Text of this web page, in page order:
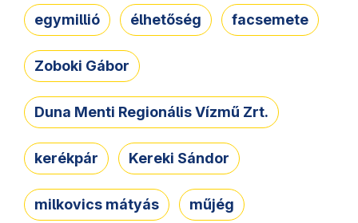
egymillió élhetőség facsemete
Zoboki Gábor
Duna Menti Regionális Vízmű Zrt.
kerékpár Kereki Sándor
milkovics mátyás műjég